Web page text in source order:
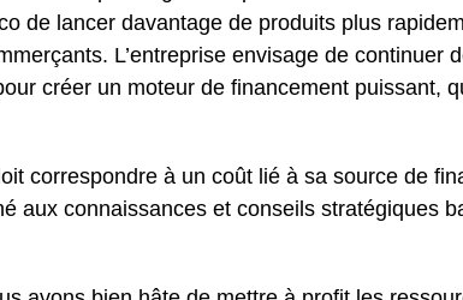
de lancer davantage de produits plus
L’entreprise envisage de continuer
créer un moteur de financement puissant,
correspondre à un coût lié à sa source de
aux connaissances et conseils stratégiques